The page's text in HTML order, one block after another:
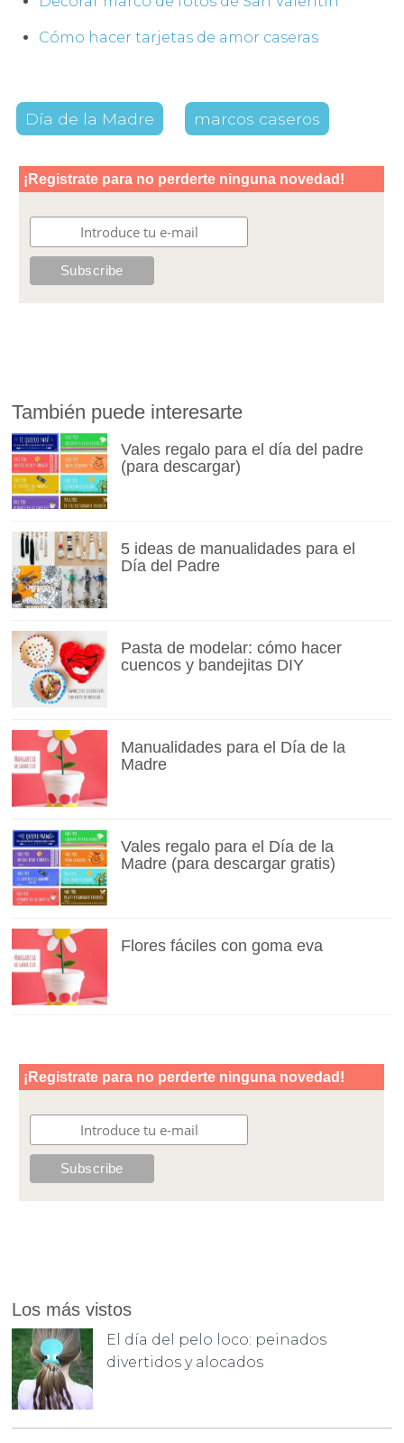
Cómo hacer tarjetas de amor caseras
Día de la Madre marcos caseros
También puede interesarte
Vales regalo para el día del padre
(para descargar)
5 ideas de manualidades para el
Día del Padre
Pasta de modelar: cómo hacer
cuencos y bandejitas DIY
Manualidades para el Día de la
Madre
Vales regalo para el Día de la
Madre (para descargar gratis)
Flores fáciles con goma eva
Los más vistos
El día del pelo loco: peinados
divertidos y alocados